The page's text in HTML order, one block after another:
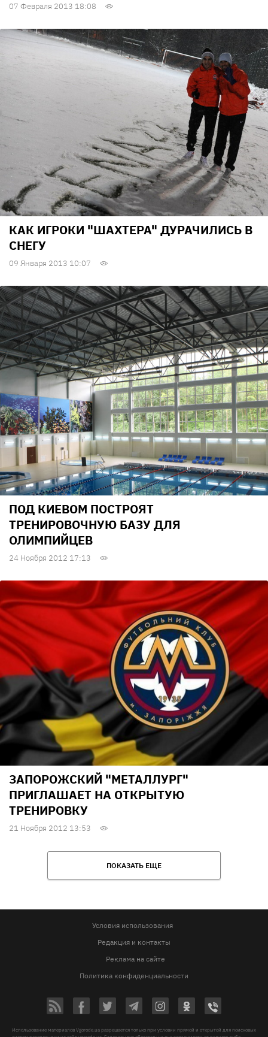
07 Февраля 2013 18:08
КАК ИГРОКИ "ШАХТЕРА" ДУРАЧИЛИСЬ В
СНЕГУ
09 Января 2013 10:07
ПОД КИЕВОМ ПОСТРОЯТ
ТРЕНИРОВОЧНУЮ БАЗУ ДЛЯ
ОЛИМПИЙЦЕВ
24 Ноября 2012 17:13
ЗАПОРОЖСКИЙ "МЕТАЛЛУРГ"
ПРИГЛАШАЕТ НА ОТКРЫТУЮ
ТРЕНИРОВКУ
21 Ноября 2012 13:53
ПОКАЗАТЬ ЕЩЕ
Условия использования
Редакция и контакты
Реклама на сайте
Политика конфиденциальности
Использование материалов Vgorode.ua разрешается только при условии прямой и открытой для поисковых